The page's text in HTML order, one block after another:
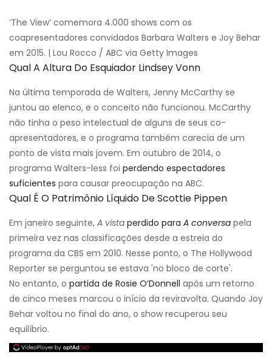
‘The View’ comemora 4.000 shows com os
coapresentadores convidados Barbara Walters e Joy Behar
em 2015. | Lou Rocco / ABC via Getty Images
Qual A Altura Do Esquiador Lindsey Vonn
Na última temporada de Walters, Jenny McCarthy se
juntou ao elenco, e o conceito não funcionou. McCarthy
não tinha o peso intelectual de alguns de seus co-
apresentadores, e o programa também carecia de um
ponto de vista mais jovem. Em outubro de 2014, o
programa Walters-less foi perdendo espectadores
suficientes para causar preocupação na ABC.
Qual É O Patrimônio Líquido De Scottie Pippen
Em janeiro seguinte, A vista perdido para A conversa pela
primeira vez nas classificações desde a estreia do
programa da CBS em 2010. Nesse ponto, o The Hollywood
Reporter se perguntou se estava 'no bloco de corte'.
No entanto, o partida de Rosie O’Donnell após um retorno
de cinco meses marcou o início da reviravolta. Quando Joy
Behar voltou no final do ano, o show recuperou seu
equilíbrio.